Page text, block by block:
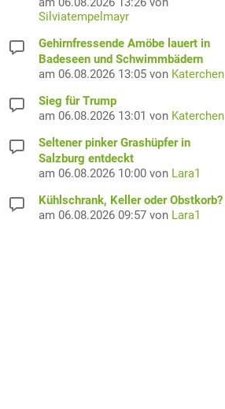
Silviatempelmayr
Gehirnfressende Amöbe lauert in
Badeseen und Schwimmbädern
am 06.08.2026 13:05 von Katerchen
Sieg für Trump
am 06.08.2026 13:01 von Katerchen
Seltener pinker Grashüpfer in
Salzburg entdeckt
am 06.08.2026 10:00 von Lara1
Kühlschrank, Keller oder Obstkorb?
am 06.08.2026 09:57 von Lara1